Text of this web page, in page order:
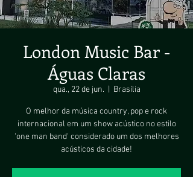
London Music Bar -
Águas Claras
qua., 22 de jun. Brasília
O melhor da música country, pop e rock
internacional em um show acústico no estilo
'one man band' considerado um dos melhores
acústicos da cidade!